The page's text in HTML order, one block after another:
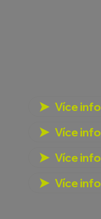
Více info
Více info
Více info
Více info